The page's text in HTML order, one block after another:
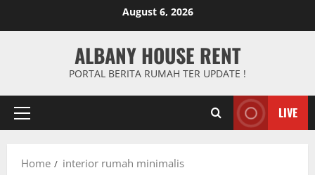
August 6, 2026
ALBANY HOUSE RENT
PORTAL BERITA RUMAH TER UPDATE !
Primary
LIVE
Home interior rumah minimalis